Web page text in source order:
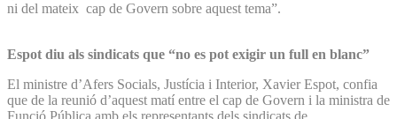
ni del mateix cap de Govern sobre aquest tema”.
Espot diu als sindicats que “no es pot exigir un full en blanc”
El ministre d’Afers Socials, Justícia i Interior, Xavier Espot, confia
que de la reunió d’aquest matí entre el cap de Govern i la ministra de
Funció Pública amb els representants dels sindicats de